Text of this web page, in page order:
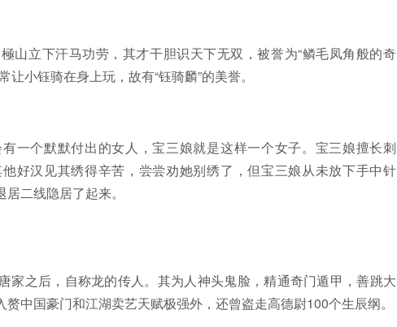
山立下汗马功劳，其才干胆识天下无双，被誉为“鳞毛凤角般的奇
小钰骑在身上玩，故有“钰骑麟”的美誉。
一个默默付出的女人，宝三娘就是这样一个女子。宝三娘擅长刺
好汉见其绣得辛苦，尝尝劝她别绣了，但宝三娘从未放下手中针
二线隐居了起来。
家之后，自称龙的传人。其为人神头鬼脸，精通奇门遁甲，善跳大
中国豪门和江湖卖艺天赋极强外，还曾盗走高德尉100个生辰纲。